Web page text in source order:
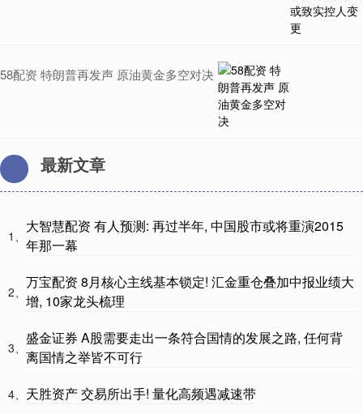
58配资 特朗普再发声 原油黄金多空对决
最新文章
1、
大智慧配资 有人预测: 再过半年, 中国股市或将重演2015
年那一幕
2、
万宝配资 8月核心主线基本锁定! 汇金重仓叠加中报业绩大
增, 10家龙头梳理
3、
盛金证券 A股需要走出一条符合国情的发展之路, 任何背
离国情之举皆不可行
4、 天胜资产 交易所出手! 量化高频遇减速带